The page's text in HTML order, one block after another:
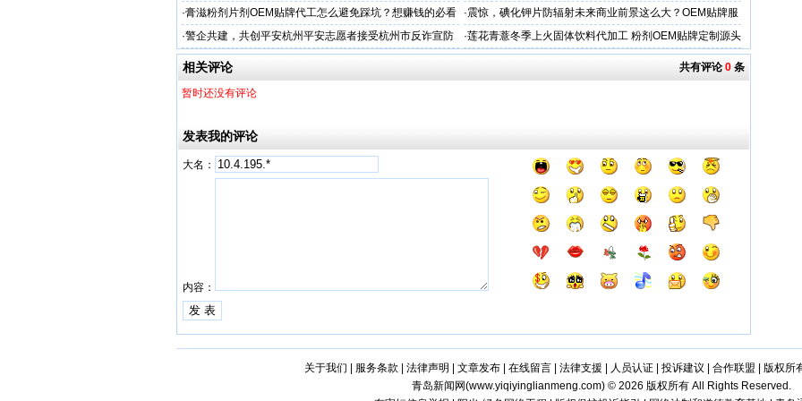
·膏滋粉剂片剂OEM贴牌代工怎么避免踩坑？想赚钱的必看 ·震惊，碘化钾片防辐射未来商业前景这么大？OEM贴牌服
务商
·警企共建，共创平安杭州平安志愿者接受杭州市反诈宣防
人才专项培训
·莲花青薏冬季上火固体饮料代加工 粉剂OEM贴牌定制源头
工厂
共有评论0 条
相关评论
暂时还没有评论
发表我的评论
大名：
内容：
关于我们 服务条款 法律声明 文章发布| 在线留言| 法律支援 人员认证| 投诉建议 合作联盟 版权所
青岛新闻网(www.yiqiyinglianmeng.com) © 2026 版权所有 All Rights Reserved.